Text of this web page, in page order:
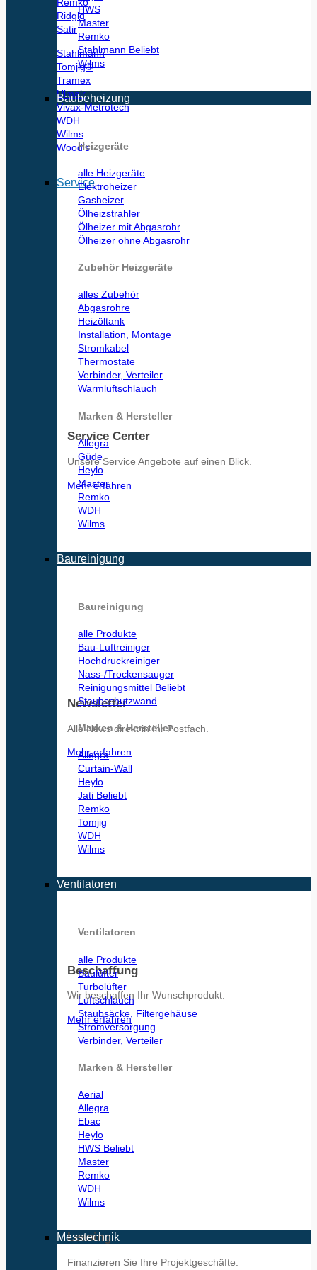
Ridgid
Satir
Stahlmann
Tomjig®
Tramex
Ulmair
Vivax-Metrotech
WDH
Wilms
Wood’s
Service
Service Center
Unsere Service Angebote auf einen Blick.
Mehr erfahren
Newsletter
Alle News direkt in Ihr Postfach.
Mehr erfahren
Beschaffung
Wir beschaffen Ihr Wunschprodukt.
Mehr erfahren
Leasing
Finanzieren Sie Ihre Projektgeschäfte.
HWS
Master
Remko
Stahlmann
Wilms
Baubeheizung
Heizgeräte
alle Heizgeräte
Elektroheizer
Gasheizer
Ölheizstrahler
Ölheizer mit Abgasrohr
Ölheizer ohne Abgasrohr
Zubehör Heizgeräte
alles Zubehör
Abgasrohre
Heizöltank
Installation, Montage
Stromkabel
Thermostate
Verbinder, Verteiler
Warmluftschlauch
Marken & Hersteller
Allegra
Güde
Heylo
Master
Remko
WDH
Wilms
Baureinigung
Baureinigung
alle Produkte
Bau-Luftreiniger
Hochdruckreiniger
Nass-/Trockensauger
Reinigungsmittel
Staubschutzwand
Marken & Hersteller
Allegra
Curtain-Wall
Heylo
Jati
Remko
Tomjig
WDH
Wilms
Ventilatoren
Ventilatoren
alle Produkte
Baulüfter
Turbolüfter
Luftschlauch
Staubsäcke, Filtergehäuse
Stromversorgung
Verbinder, Verteiler
Marken & Hersteller
Aerial
Allegra
Ebac
Heylo
HWS
Master
Remko
WDH
Wilms
Messtechnik